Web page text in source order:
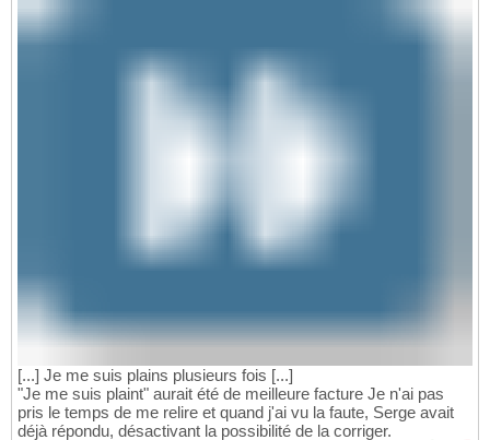
[...] Je me suis plains plusieurs fois [...]
"Je me suis plaint" aurait été de meilleure facture Je n'ai pas
pris le temps de me relire et quand j'ai vu la faute, Serge avait
déjà répondu, désactivant la possibilité de la corriger.